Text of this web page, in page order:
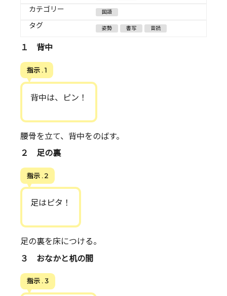
カテゴリー 国語
タグ 姿勢 書写 音読
１ 背中
指示 . 1
背中は、ピン！
腰骨を立て、背中をのばす。
２ 足の裏
指示 . 2
足はピタ！
足の裏を床につける。
３ おなかと机の間
指示 . 3